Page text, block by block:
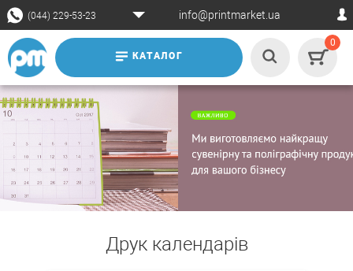
(044) 229-53-23 info@printmarket.ua
КАТАЛОГ
0
Друк календарів